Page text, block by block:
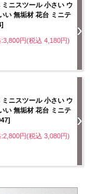
ニスツール 小さい ウ
い 無垢材 花台 ミニテ
円(税込 4,180円)
ニスツール 小さい ウ
い 無垢材 花台 ミニテ
円(税込 3,080円)